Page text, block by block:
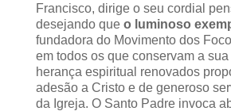
Francisco, dirige o seu cordial
desejando que o luminoso
fundadora do Movimento dos
em todos os que conservam a
herança espiritual renovados
adesão a Cristo e de generoso
da Igreja. O Santo Padre invoca